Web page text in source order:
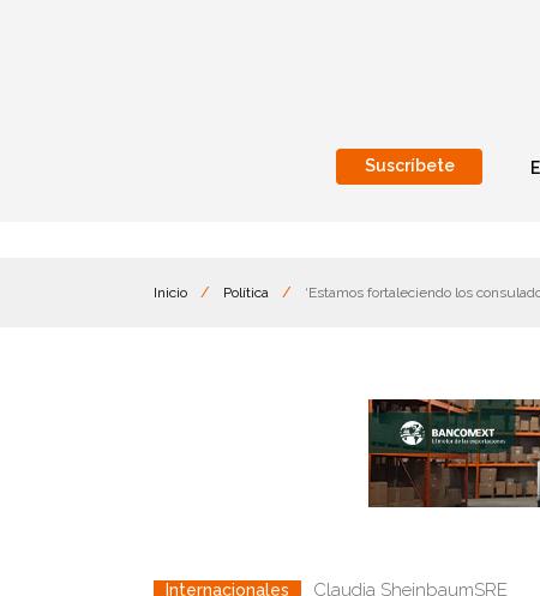
Suscríbete
Inicio / Política / ‘Estamos fortaleciendo los
Internacionales Claudia SheinbaumSRE